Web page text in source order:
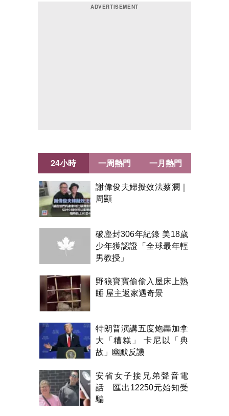
24小時
謝偉俊夫婦擬效法蔡瀾｜
周顯
破塵封306年紀錄 美18歲
少年獲認證「全球最年輕
男教授」
野狼寶寶偷偷入屋床上熟
睡 屋主返家遇奇景
特朗普演講五度炮轟加拿
大「糟糕」 卡尼以「典
故」幽默反譏
安省女子接兄弟聲音電
話 匯出12250元始知受
騙
一周熱門 一月熱門